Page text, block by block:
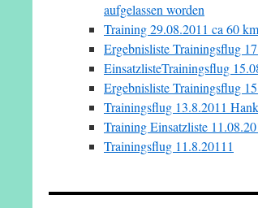
aufgelassen worden
Training 29.08.2011 ca 60 km
Ergebnisliste Trainingsflug
EinsatzlisteTrainingsflug
Ergebnisliste Trainingsflug
Trainingsflug 13.8.2011
Training Einsatzliste
Trainingsflug 11.8.20111